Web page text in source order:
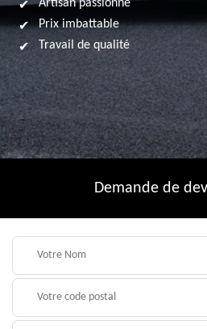
Artisan passionné
Prix imbattable
Travail de qualité
Demande de